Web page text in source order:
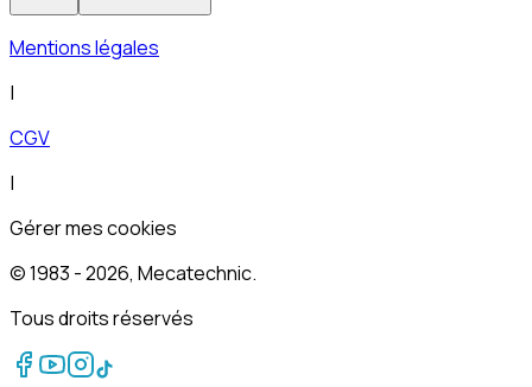
Mentions légales
|
CGV
|
Gérer mes cookies
© 1983 -2026, Mecatechnic.
Tous droits réservés